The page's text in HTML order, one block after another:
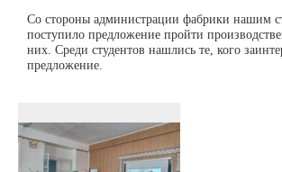
Со стороны администрации фабрики нашим
поступило предложение пройти
них. Среди студентов нашлись те, кого
предложение.